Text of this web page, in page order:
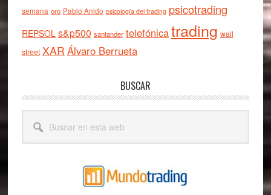
semana oro Pablo Anido psicología del trading psicotrading
REPSOL s&p500 santander telefónicatrading wall
street XAR Álvaro Berrueta
BUSCAR
esta